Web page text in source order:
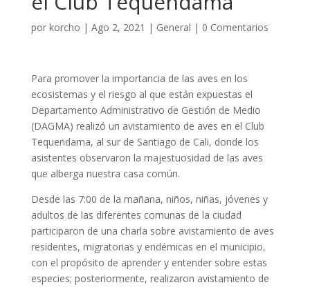
por korcho | Ago 2, 2021 | General | 0 Comentarios
Para promover la importancia de las aves en los
ecosistemas y el riesgo al que están expuestas el
Departamento Administrativo de Gestión de Medio
(DAGMA) realizó un avistamiento de aves en el Club
Tequendama, al sur de Santiago de Cali, donde los
asistentes observaron la majestuosidad de las aves
que alberga nuestra casa común.
Desde las 7:00 de la mañana, niños, niñas, jóvenes y
adultos de las diferentes comunas de la ciudad
participaron de una charla sobre avistamiento de aves
residentes, migratorias y endémicas en el municipio,
con el propósito de aprender y entender sobre estas
especies; posteriormente, realizaron avistamiento de